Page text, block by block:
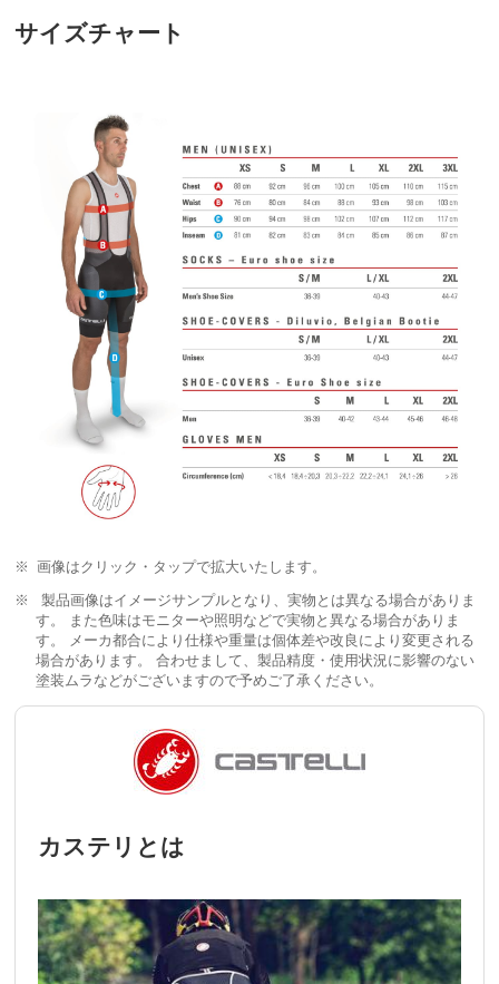
サイズチャート
画像はクリック・タップで拡大いたします。
製品画像はイメージサンプルとなり、実物とは異なる場合がありま
す。 また色味はモニターや照明などで実物と異なる場合がありま
す。 メーカ都合により仕様や重量は個体差や改良により変更される
場合があります。 合わせまして、製品精度・使用状況に影響のない
塗装ムラなどがございますので予めご了承ください。
カステリとは